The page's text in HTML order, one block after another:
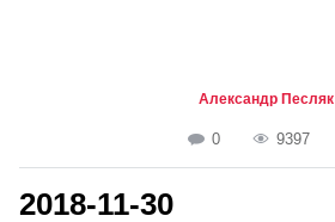
Александр Песляк
0 9397
2018-11-30